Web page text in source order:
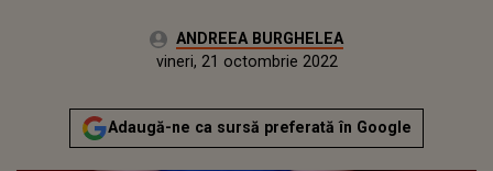
Autor:ANDREEA BURGHELEA
joi, 21 octombrie 2021Actualizat:
vineri, 21 octombrie 2022
Adaugă-ne ca sursă preferată în Google